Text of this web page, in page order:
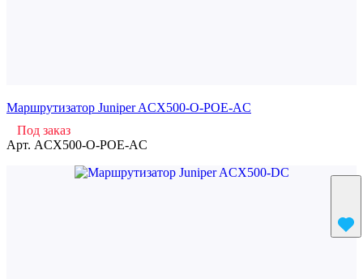
Маршрутизатор Juniper ACX500-O-POE-AC
Под заказ
Арт. ACX500-O-POE-AC